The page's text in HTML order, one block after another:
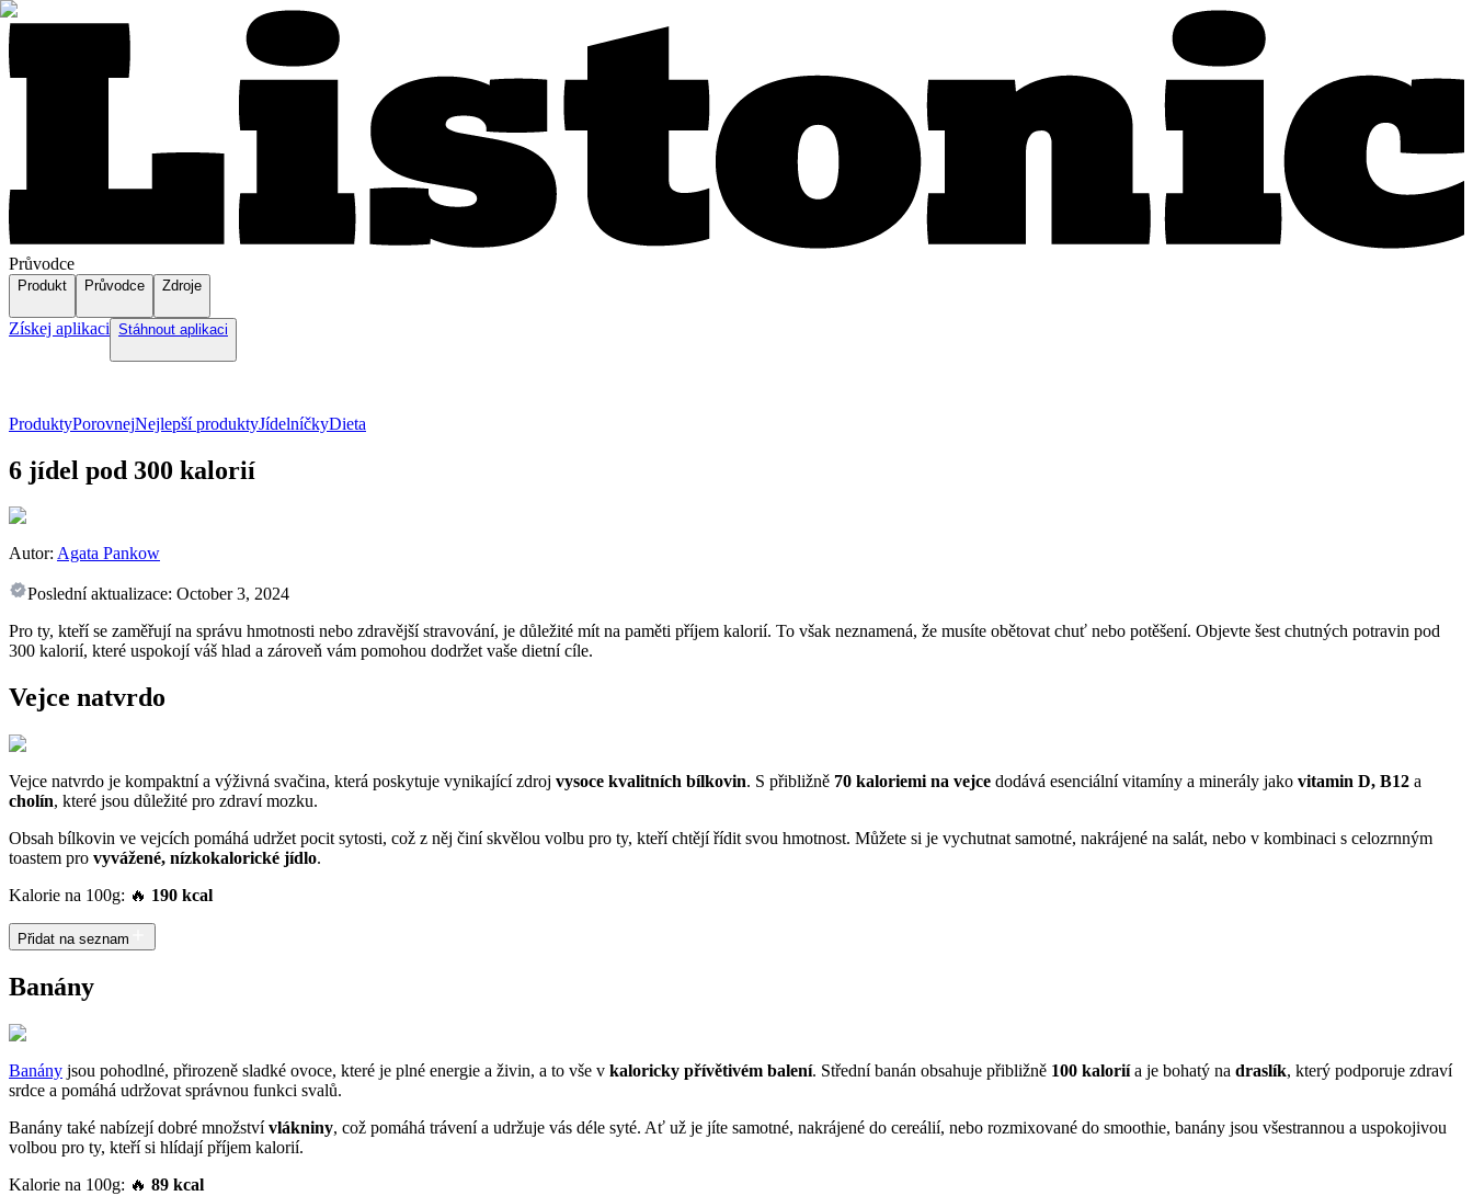
Průvodce
Produkt Průvodce Zdroje
Získej aplikaci Stáhnout aplikaci
ProduktyPorovnejNejlepší produktyJídelníčkyDieta
6 jídel pod 300 kalorií
Autor: Agata Pankow
Poslední aktualizace: October 3, 2024
Pro ty, kteří se zaměřují na správu hmotnosti nebo zdravější stravování, je důležité mít na paměti příjem kalorií. To však neznamená, že musíte obětovat chuť nebo potěšení. Objevte šest chutných potravin pod
300 kalorií, které uspokojí váš hlad a zároveň vám pomohou dodržet vaše dietní cíle.
Vejce natvrdo
Vejce natvrdo je kompaktní a výživná svačina, která poskytuje vynikající zdroj vysoce kvalitních bílkovin. S přibližně 70 kaloriemi na vejce dodává esenciální vitamíny a minerály jako vitamin D, B12 a
cholín, které jsou důležité pro zdraví mozku.
Obsah bílkovin ve vejcích pomáhá udržet pocit sytosti, což z něj činí skvělou volbu pro ty, kteří chtějí řídit svou hmotnost. Můžete si je vychutnat samotné, nakrájené na salát, nebo v kombinaci s celozrnným
toastem pro vyvážené, nízkokalorické jídlo.
Kalorie na 100g: 🔥 190 kcal
Přidat na seznam
Banány
Banány jsou pohodlné, přirozeně sladké ovoce, které je plné energie a živin, a to vše v kaloricky přívětivém balení. Střední banán obsahuje přibližně 100 kaloriía je bohatý na draslík, který podporuje zdraví
srdce a pomáhá udržovat správnou funkci svalů.
Banány také nabízejí dobré množstvívlákniny, což pomáhá trávení a udržuje vás déle syté. Ať už je jíte samotné, nakrájené do cereálií, nebo rozmixované do smoothie, banány jsou všestrannou a uspokojivou
volbou pro ty, kteří si hlídají příjem kalorií.
Kalorie na 100g: 🔥 89 kcal